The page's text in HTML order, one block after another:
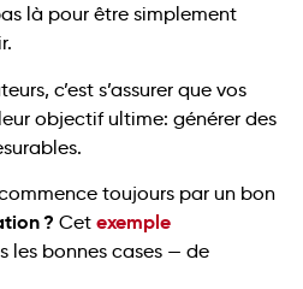
là pour être simplement
c’est s’assurer que vos
objectif ultime: générer des
toujours par un bon
? Cet exemple
les bonnes cases — de